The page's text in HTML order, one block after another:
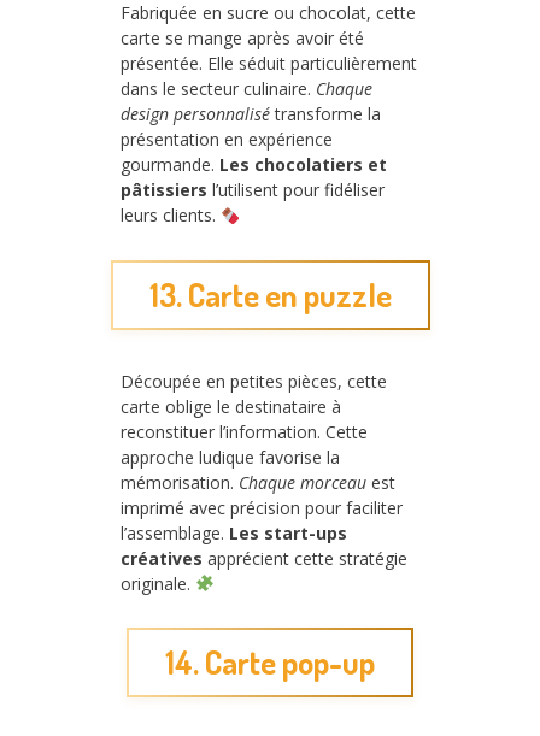
Fabriquée en sucre ou chocolat, cette
carte se mange après avoir été
présentée. Elle séduit particulièrement
dans le secteur culinaire. Chaque
design personnalisétransforme la
présentation en expérience
gourmande. Les chocolatiers et
pâtissiers l’utilisent pour fidéliser
leurs clients.
13. Carte en puzzle
Découpée en petites pièces, cette
carte oblige le destinataire à
reconstituer l’information. Cette
approche ludique favorise la
mémorisation. Chaque morceau est
imprimé avec précision pour faciliter
l’assemblage. Les start-ups
créatives apprécient cette stratégie
originale.
14. Carte pop-up